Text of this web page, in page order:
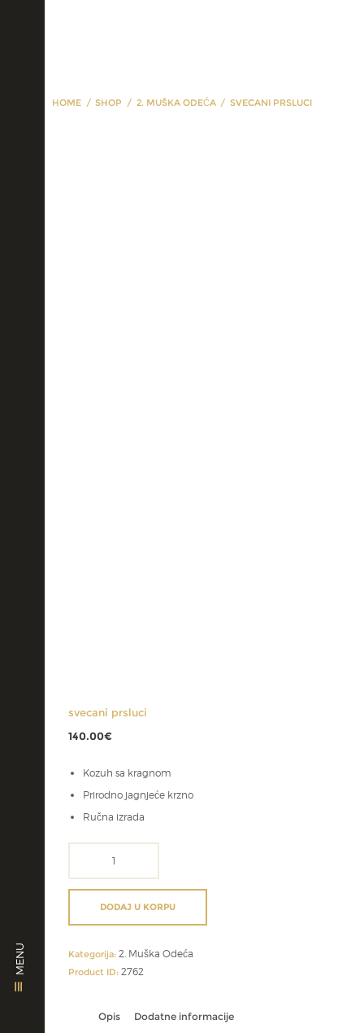
MENU
HOME SHOP 2. MUŠKA ODEĆA SVECANI PRSLUCI
svecani prsluci
140.00€
Kozuh sa kragnom
Prirodno jagnjeće krzno
Ručna izrada
DODAJ U KORPU
Kategorija: 2. Muška Odeća
Product ID: 2762
Opis Dodatne informacije